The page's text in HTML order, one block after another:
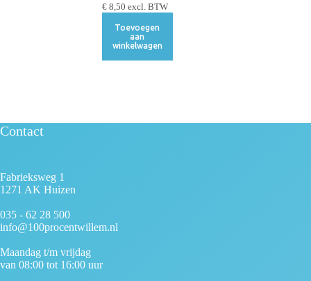
€8,50 excl. BTW
Toevoegen
aan
winkelwagen
Contact
Fabrieksweg 1
1271 AK Huizen
035 - 62 28 500
info@100procentwillem.nl
Maandag t/m vrijdag
van 08:00 tot 16:00 uur